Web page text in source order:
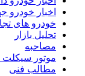
اخبار خودرو
خودرو های
تحلیل بازار
مصاحبه
موتور
مطالب فنی